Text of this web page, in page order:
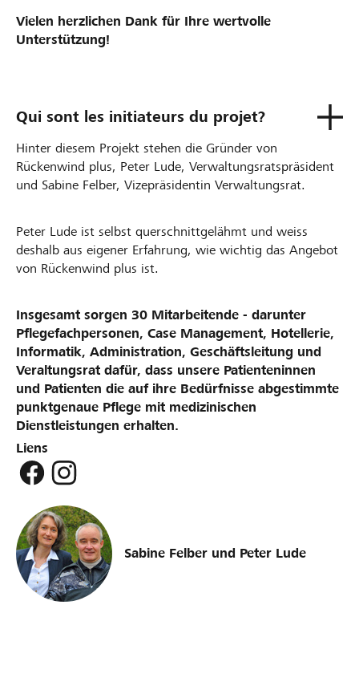
Vielen herzlichen Dank für Ihre wertvolle
Unterstützung!
Qui sont les initiateurs du projet?
Hinter diesem Projekt stehen die Gründer von
Rückenwind plus, Peter Lude, Verwaltungsratspräsident
und Sabine Felber, Vizepräsidentin Verwaltungsrat.
Peter Lude ist selbst querschnittgelähmt und weiss
deshalb aus eigener Erfahrung, wie wichtig das Angebot
von Rückenwind plus ist.
Insgesamt sorgen 30 Mitarbeitende - darunter
Pflegefachpersonen, Case Management, Hotellerie,
Informatik, Administration, Geschäftsleitung und
Veraltungsrat dafür, dass unsere Patienteninnen
und Patienten die auf ihre Bedürfnisse abgestimmte
punktgenaue Pflege mit medizinischen
Dienstleistungen erhalten.
Liens
Sabine Felber und Peter Lude